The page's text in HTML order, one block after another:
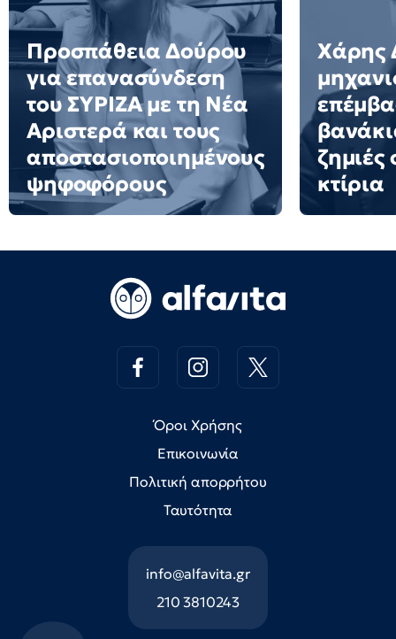
Προσπάθεια Δούρου
για επανασύνδεση
του ΣΥΡΙΖΑ με τη Νέα
Αριστερά και τους
αποστασιοποιημένους
ψηφοφόρους
Χάρης
ζημιές
κτίρια
Όροι Χρήσης
Επικοινωνία
Πολιτική απορρήτου
Ταυτότητα
info@alfavita.gr
210 3810243